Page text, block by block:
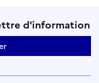
réseaux
d'information